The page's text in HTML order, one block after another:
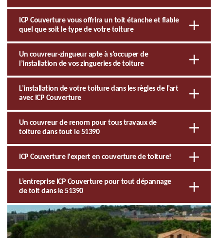
ICP Couverture vous offrira un toit étanche et fiable
quel que soit le type de votre toiture
Un couvreur-zingueur apte à s’occuper de
l’installation de vos zingueries de toiture
L’installation de votre toiture dans les règles de l’art
avec ICP Couverture
Un couvreur de renom pour tous travaux de
toiture dans tout le 51390
ICP Couverture l'expert en couverture de toiture!
L’entreprise ICP Couverture pour tout dépannage
de toit dans le 51390